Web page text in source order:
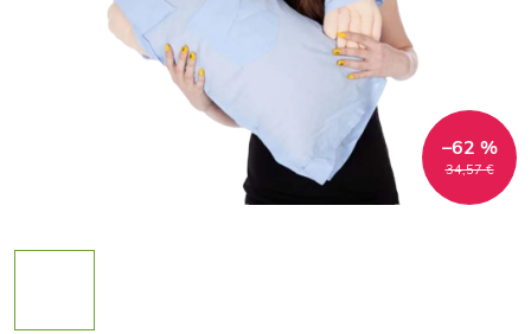
34,57 €
–62 %